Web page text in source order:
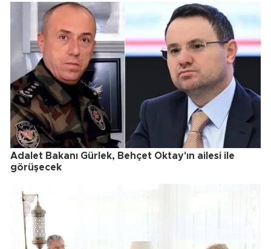
Adalet Bakanı Gürlek, Behçet Oktay'ın ailesi ile
görüşecek